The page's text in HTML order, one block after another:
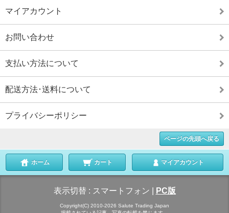
マイアカウント
お問い合わせ
支払い方法について
配送方法･送料について
プライバシーポリシー
ページの先頭へ戻る
ホーム カート マイアカウント
表示切替 : スマートフォン PC版
Copyright(C) 2010-2026 Salute Trading Japan